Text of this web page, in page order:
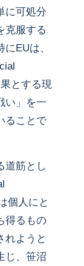
に可処分
克服する
EUは、
とする現
い」を一
ることで
道筋とし
個人にと
得るもの
れようと
じ、笹沼